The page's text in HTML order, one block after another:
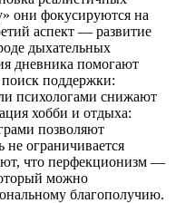
они фокусируются на
аспект — развитие
дыхательных
дневника помогают
поддержки:
психологами снижают
хобби и отдыха:
позволяют
не ограничивается
что перфекционизм —
можно
благополучию.